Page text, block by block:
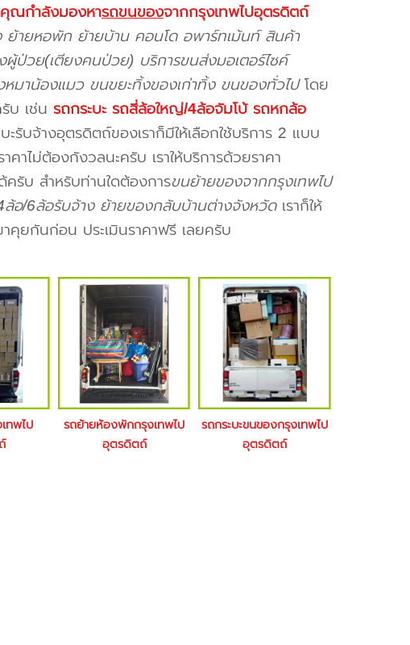
ณกำลังมองหารถขนของจากกรุงเทพไปอุตรดิตถ์
ย้ายหอพัก ย้ายบ้าน คอนโด อพาร์ทเม้นท์ สินค้า
ป่วย(เตียงคนป่วย) บริการขนส่งมอเตอร์ไซค์
มาน้องแมว ขนขยะทิ้งของเก่าทิ้ง ขนของทั่วไปโดย
บ เช่น รถกระบะ รถสี่ล้อใหญ่/4ล้อจัมโบ้ รถหกล้อ
ะรับจ้างอุตรดิตถ์ของเราก็มีให้เลือกใช้บริการ 2 แบบ
าไม่ต้องกังวลนะครับ เราให้บริการด้วยราคา
รับ สำหรับท่านใดต้องการขนย้ายของจากกรุงเทพไป
ล้อ/6ล้อรับจ้าง ย้ายของกลับบ้านต่างจังหวัดเราก็ให้
ยกันก่อน ประเมินราคาฟรี เลยครับ
ทพไป
รถย้ายห้องพักกรุงเทพไป
อุตรดิตถ์
รถกระบะขนของกรุงเทพไป
อุตรดิตถ์